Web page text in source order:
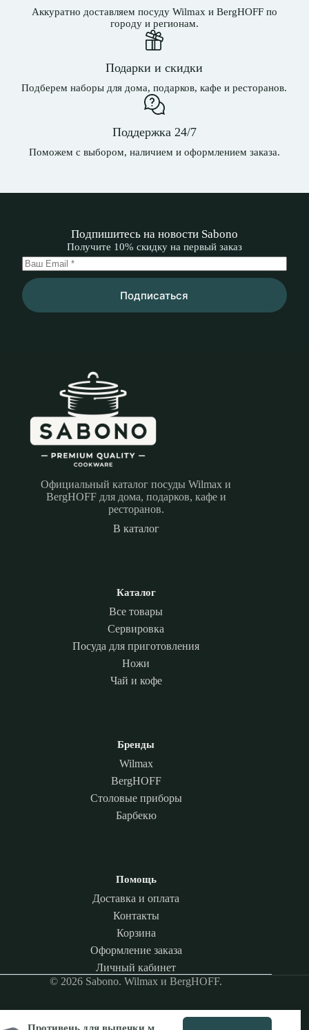
Аккуратно доставляем посуду Wilmax и BergHOFF по
городу и регионам.
Подарки и скидки
Подберем наборы для дома, подарков, кафе и ресторанов.
Поддержка 24/7
Поможем с выбором, наличием и оформлением заказа.
Подпишитесь на новости Sabono
Получите 10% скидку на первый заказ
Подписаться
Официальный каталог посуды Wilmax и
BergHOFF для дома, подарков, кафе и
ресторанов.
В каталог
Каталог
Все товары
Сервировка
Посуда для приготовления
Ножи
Чай и кофе
Бренды
Wilmax
BergHOFF
Столовые приборы
Барбекю
Помощь
Доставка и оплата
Контакты
Корзина
Оформление заказа
Личный кабинет
© 2026 Sabono. Wilmax и BergHOFF.